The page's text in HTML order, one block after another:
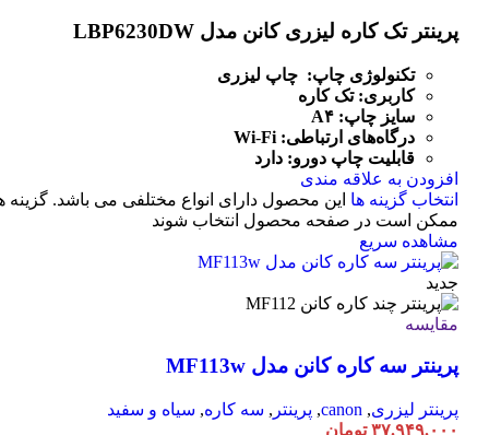
پرینتر تک کاره لیزری کانن مدل LBP6230DW
تکنولوژی چاپ: چاپ لیزری
کاربری: تک کاره
سایز چاپ: A۴
درگاه‌های ارتباطی:
Wi-Fi
قابلیت چاپ دورو: دارد
افزودن به علاقه مندی
انتخاب گزینه ها این محصول دارای انواع مختلفی می باشد. گزینه
ممکن است در صفحه محصول انتخاب شوند
مشاهده سریع
جدید
مقایسه
پرینتر سه کاره کانن مدل MF113w
پرینتر لیزری,
canon
, پرینتر , سه کاره, سیاه و سفید
۳۷.۹۴۹.۰۰۰ تومان